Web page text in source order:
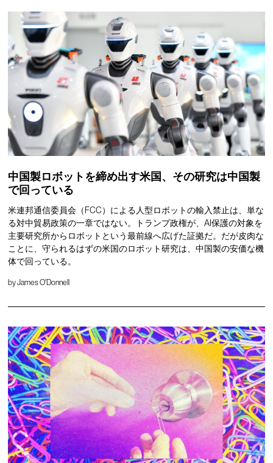
中国製ロボットを締め出す米国、その研究は中国製
で回っている
米連邦通信委員会（FCC）による人型ロボットの輸入禁止は、単な
る対中貿易政策の一章ではない。トランプ政権が、AI保護の対象を
主要研究所からロボットという最前線へ広げた証拠だ。だが皮肉な
ことに、守られるはずの米国のロボット研究は、中国製の安価な機
体で回っている。
byJames O'Donnell